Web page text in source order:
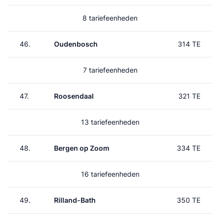
8 tariefeenheden
46. Oudenbosch 314 TE
7 tariefeenheden
47. Roosendaal 321 TE
13 tariefeenheden
48. Bergen op Zoom 334 TE
16 tariefeenheden
49. Rilland-Bath 350 TE